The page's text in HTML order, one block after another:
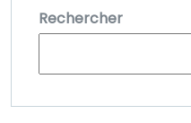
Rechercher